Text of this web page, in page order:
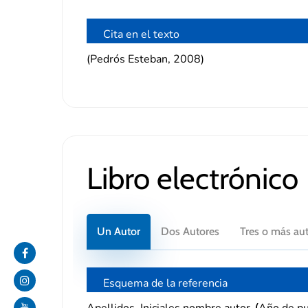
Cita en el texto
(Pedrós Esteban, 2008)
Libro electrónico
Un Autor Dos Autores Tres o más
Esquema de la referencia